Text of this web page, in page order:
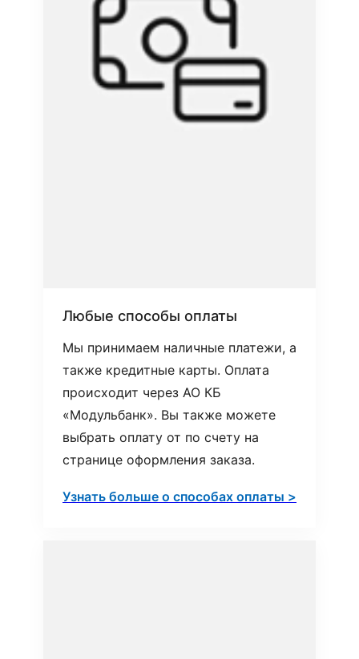
Любые способы оплаты
Мы принимаем наличные платежи, а
также кредитные карты. Оплата
происходит через АО КБ
«Модульбанк». Вы также можете
выбрать оплату от по счету на
странице оформления заказа.
Узнать больше о способах оплаты >